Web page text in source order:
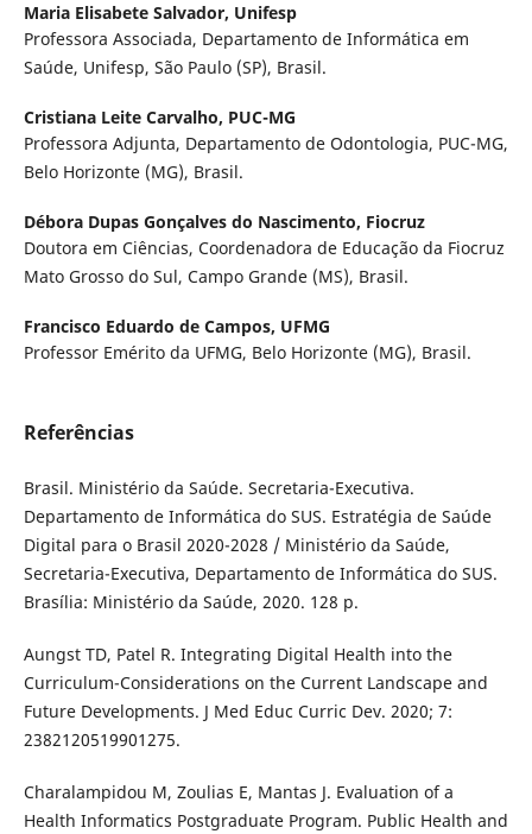
Maria Elisabete Salvador, Unifesp
Professora Associada, Departamento de Informática em
Saúde, Unifesp, São Paulo (SP), Brasil.
Cristiana Leite Carvalho, PUC-MG
Professora Adjunta, Departamento de Odontologia, PUC-MG,
Belo Horizonte (MG), Brasil.
Débora Dupas Gonçalves do Nascimento, Fiocruz
Doutora em Ciências, Coordenadora de Educação da Fiocruz
Mato Grosso do Sul, Campo Grande (MS), Brasil.
Francisco Eduardo de Campos, UFMG
Professor Emérito da UFMG, Belo Horizonte (MG), Brasil.
Referências
Brasil. Ministério da Saúde. Secretaria-Executiva.
Departamento de Informática do SUS. Estratégia de Saúde
Digital para o Brasil 2020-2028 / Ministério da Saúde,
Secretaria-Executiva, Departamento de Informática do SUS.
Brasília: Ministério da Saúde, 2020. 128 p.
Aungst TD, Patel R. Integrating Digital Health into the
Curriculum-Considerations on the Current Landscape and
Future Developments. J Med Educ Curric Dev. 2020; 7:
2382120519901275.
Charalampidou M, Zoulias E, Mantas J. Evaluation of a
Health Informatics Postgraduate Program. Public Health and